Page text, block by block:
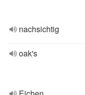
nachsichtig
oak's